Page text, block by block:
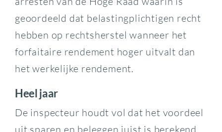
geoordeeld dat belastingplichtigen recht
hebben op rechtsherstel wanneer het
forfaitaire rendement hoger uitvalt dan
het werkelijke rendement.
Heel jaar
De inspecteur houdt vol dat het voordeel
uit sparen en beleggen juist is berekend